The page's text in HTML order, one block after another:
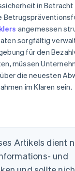
in Betracht
angemessen
sorgfältig
für den
müssen
die neuesten
im Klaren sein.
Artikels dient
und